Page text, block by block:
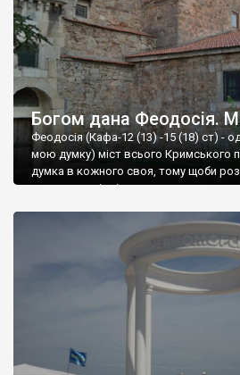
Богом дана Феодосія.
Феодосія (Кафа-12 (13) -15 (18) ст) -
мою думку) міст всього Кримського
думка в кожного своя, тому щоби
запрошую відвідати це